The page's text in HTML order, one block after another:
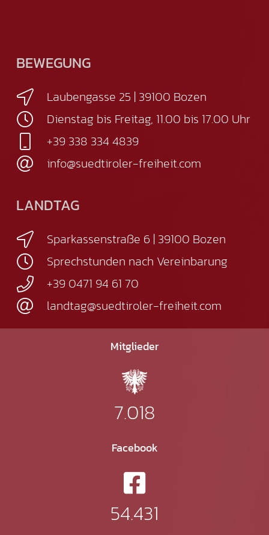
BEWEGUNG
Laubengasse 25 | 39100 Bozen
Dienstag bis Freitag, 11.00 bis 17.00 Uhr
+39 338 334 4839
info@suedtiroler-freiheit.com
LANDTAG
Sparkassenstraße 6 | 39100 Bozen
Sprechstunden nach Vereinbarung
+39 0471 94 61 70
landtag@suedtiroler-freiheit.com
Mitglieder
7.018
Facebook
54.431